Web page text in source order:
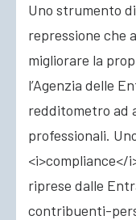
Uno strumento
repressione che
migliorare la
l’Agenzia delle
redditometro ad
professionali.
<i>compliance</
riprese dalle
contribuenti-